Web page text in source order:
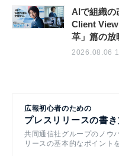
AIで組織の
Client
革」篇の放
2026.08.06
広報初心者のための
プレスリリースの書
共同通信社グループのノウ
リースの基本的なポイント